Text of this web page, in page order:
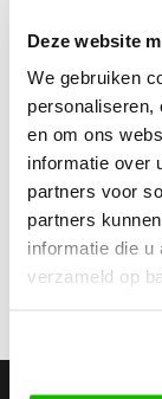
Deze website
We gebruiken
personaliseren,
en om ons
informatie over
partners voor
partners
informatie die u
verzameld op
€199,95
Vergelijk